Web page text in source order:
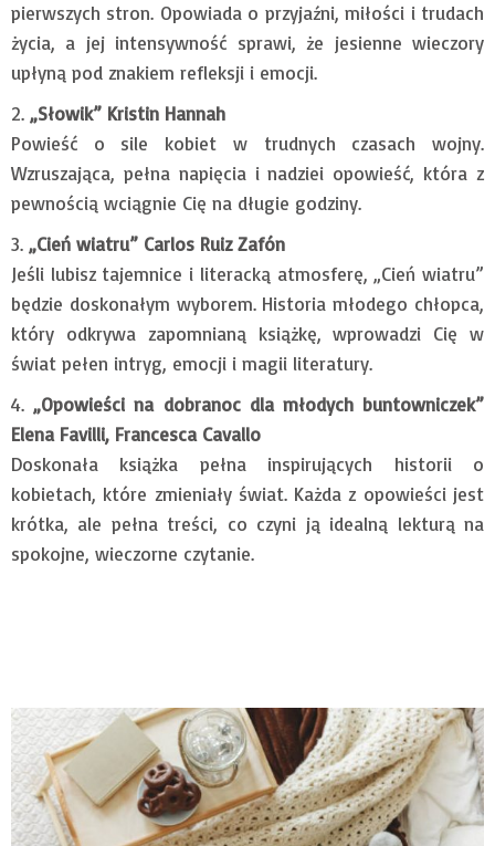
pierwszych stron. Opowiada o przyjaźni, miłości i trudach
życia, a jej intensywność sprawi, że jesienne wieczory
upłyną pod znakiem refleksji i emocji.
„Słowik” Kristin Hannah
Powieść o sile kobiet w trudnych czasach wojny.
Wzruszająca, pełna napięcia i nadziei opowieść, która z
pewnością wciągnie Cię na długie godziny.
„Cień wiatru” Carlos Ruiz Zafón
Jeśli lubisz tajemnice i literacką atmosferę, „Cień wiatru”
będzie doskonałym wyborem. Historia młodego chłopca,
który odkrywa zapomnianą książkę, wprowadzi Cię w
świat pełen intryg, emocji i magii literatury.
„Opowieści na dobranoc dla młodych buntowniczek”
Elena Favilli, Francesca Cavallo
Doskonała książka pełna inspirujących historii o
kobietach, które zmieniały świat. Każda z opowieści jest
krótka, ale pełna treści, co czyni ją idealną lekturą na
spokojne, wieczorne czytanie.